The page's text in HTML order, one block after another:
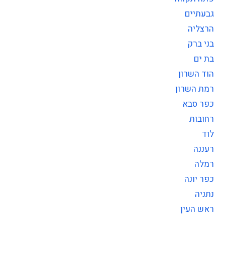
גבעתיים
הרצליה
בני ברק
בת ים
הוד השרון
רמת השרון
כפר סבא
רחובות
לוד
רעננה
רמלה
כפר יונה
נתניה
ראש העין